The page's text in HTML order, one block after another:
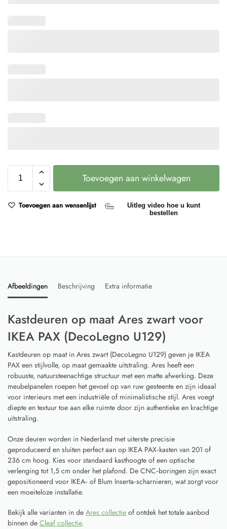
Toevoegen aan winkelwagen
Toevoegen aan wensenlijst
Uitleg video hoe u kunt
bestellen
Afbeeldingen Beschrijving Extra informatie
Kastdeuren op maat Ares zwart voor
IKEA PAX (DecoLegno U129)
Kastdeuren op maat in Ares zwart (DecoLegno U129) geven je IKEA
PAX een stijlvolle, op maat gemaakte uitstraling. Ares heeft een
robuuste, natuursteenachtige structuur met een matte afwerking. Deze
meubelpanelen roepen het gevoel op van ruw gesteente en zijn ideaal
voor interieurs met een industriële of minimalistische stijl. Ares voegt
diepte en textuur toe aan elke ruimte door zijn authentieke en krachtige
uitstraling.
Onze deuren worden in Nederland met uiterste precisie
geproduceerd en sluiten perfect aan op IKEA PAX‑kasten van 201 of
236 cm hoog. Kies voor standaard kasthoogte of een optische
verlenging tot 1,5 cm onder het plafond. De CNC‑boringen zijn exact
gepositioneerd voor IKEA‑ of Blum Inserta‑scharnieren, wat zorgt voor
een moeiteloze installatie.
Bekijk alle varianten in de Ares collectie of ontdek het totale aanbod
binnen de Cleaf collectie.